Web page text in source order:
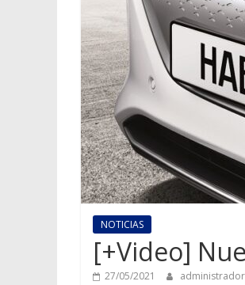
NOTICIAS
[+Video]
27/05/2021 administrador